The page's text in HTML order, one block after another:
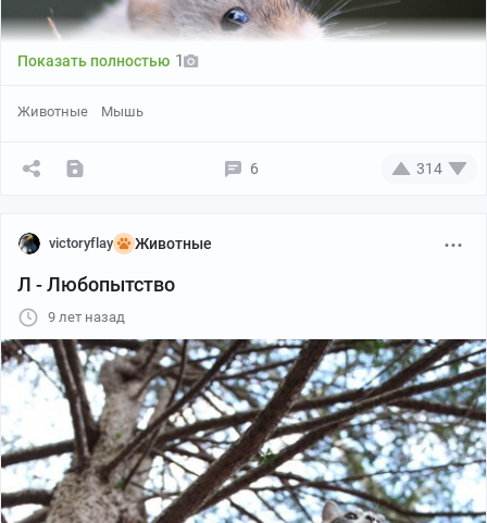
Показать полностью 1
Животные Мышь
6 314
victoryflay Животные
Л - Любопытство
9 лет назад